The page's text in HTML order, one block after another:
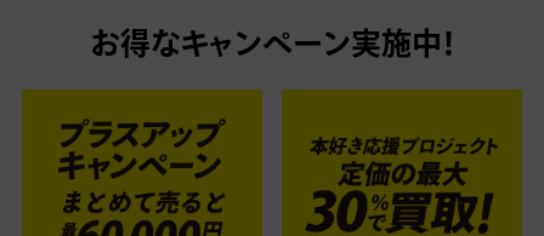
お得なキャンペーン実施中！